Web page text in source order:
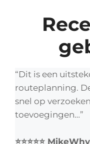
“Dit is een
routeplanning.
snel op
toevoegingen…”
⭐⭐⭐⭐⭐